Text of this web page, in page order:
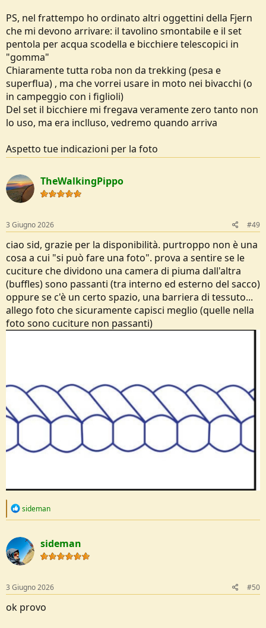
---27 Aprile 2026---
Nessuna roba difettata
Tutta nuova di pacca e con confezioni meglio di amazon
E' un circuito Outlet enorme ... svuotano i magazzini, devi solo
sempre controllare che il prezzo di listino sia effettivamente
Cmq basta che metti l'oggetto su Google e vedi quanto te lo
Riguardo a Fjern come scrivevo sopra è un brand gestito dalla
prodotti sono ottimi (cercatevi le recensioi dei gusci in e.vent),
hanno un sito loro dove comunque scontano la merce ma gli sconti
su PSS sono maggiori
sacco e li ritengo qualitativamente ottimi
PS, nel frattempo ho ordinato altri oggettini della Fjern
che mi devono arrivare: il tavolino smontabile e il set
pentola per acqua scodella e bicchiere telescopici in
"gomma"
Chiaramente tutta roba non da trekking (pesa e
superflua) , ma che vorrei usare in moto nei bivacchi (o
in campeggio con i figlioli)
Del set il bicchiere mi fregava veramente zero tanto non
lo uso, ma era inclluso, vedremo quando arriva
Aspetto tue indicazioni per la foto
TheWalkingPippo
3 Giugno 2026 #49
ciao sid, grazie per la disponibilità. purtroppo non è una
cosa a cui "si può fare una foto". prova a sentire se le
cuciture che dividono una camera di piuma dall'altra
(buffles) sono passanti (tra interno ed esterno del sacco)
oppure se c'è un certo spazio, una barriera di tessuto...
allego foto che sicuramente capisci meglio (quelle nella
foto sono cuciture non passanti)
R
c
t
i
o
s
:
sideman
sideman
3 Giugno 2026 #50
ok provo